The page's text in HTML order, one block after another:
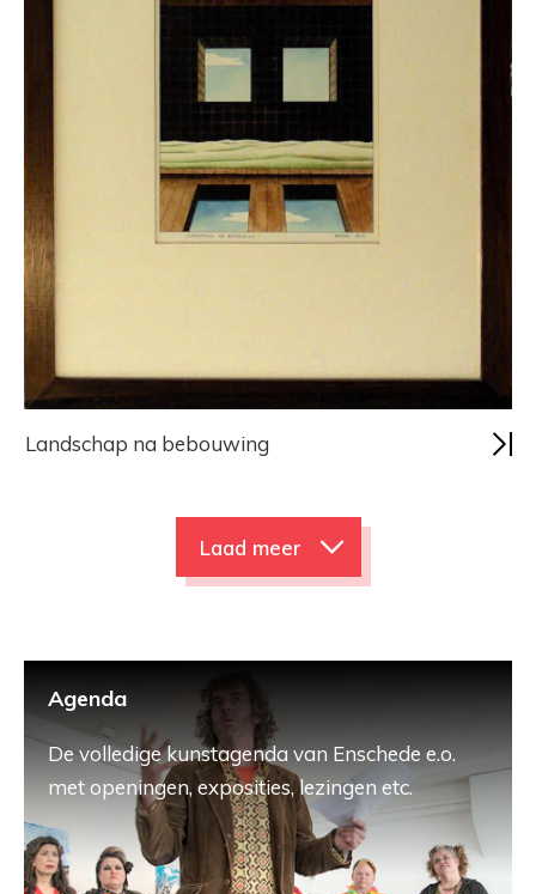
Landschap na bebouwing
Laad meer
Agenda
De volledige kunstagenda van Enschede e.o.
met openingen, exposities, lezingen etc.